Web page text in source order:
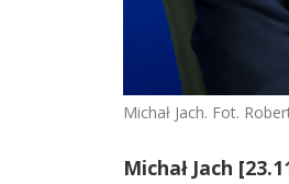
Michał Jach. Fot.
Michał Jach